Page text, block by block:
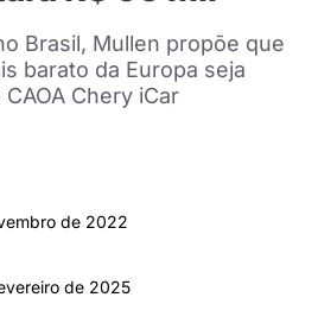
Brasil, Mullen propõe que
barato da Europa seja
Chery iCar
de 2022
de 2025